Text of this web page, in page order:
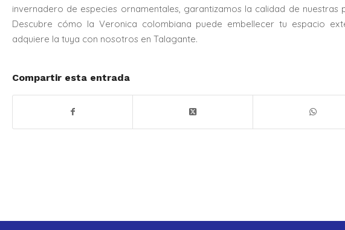
invernadero de especies ornamentales, garantizamos la calidad de nuestras
Descubre cómo la Veronica colombiana puede embellecer tu espacio
adquiere la tuya con nosotros en Talagante.
Compartir esta entrada